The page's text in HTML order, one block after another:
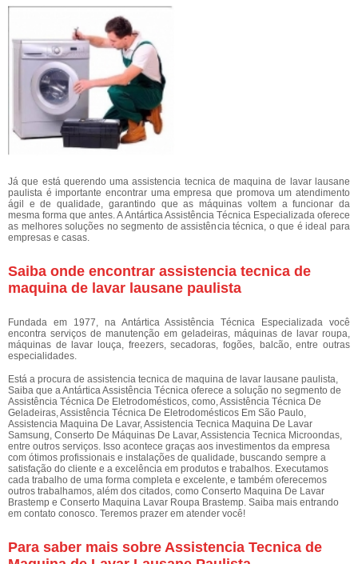
Já que está querendo uma assistencia tecnica de maquina de lavar lausane
paulista é importante encontrar uma empresa que promova um atendimento
ágil e de qualidade, garantindo que as máquinas voltem a funcionar da
mesma forma que antes. A Antártica Assistência Técnica Especializada oferece
as melhores soluções no segmento de assistência técnica, o que é ideal para
empresas e casas.
Saiba onde encontrar assistencia tecnica de
maquina de lavar lausane paulista
Fundada em 1977, na Antártica Assistência Técnica Especializada você
encontra serviços de manutenção em geladeiras, máquinas de lavar roupa,
máquinas de lavar louça, freezers, secadoras, fogões, balcão, entre outras
especialidades.
Está a procura de assistencia tecnica de maquina de lavar lausane paulista,
Saiba que a Antártica Assistência Técnica oferece a solução no segmento de
Assistência Técnica De Eletrodomésticos, como, Assistência Técnica De
Geladeiras, Assistência Técnica De Eletrodomésticos Em São Paulo,
Assistencia Maquina De Lavar, Assistencia Tecnica Maquina De Lavar
Samsung, Conserto De Máquinas De Lavar, Assistencia Tecnica Microondas,
entre outros serviços. Isso acontece graças aos investimentos da empresa
com ótimos profissionais e instalações de qualidade, buscando sempre a
satisfação do cliente e a excelência em produtos e trabalhos. Executamos
cada trabalho de uma forma completa e excelente, e também oferecemos
outros trabalhamos, além dos citados, como Conserto Maquina De Lavar
Brastemp e Conserto Maquina Lavar Roupa Brastemp. Saiba mais entrando
em contato conosco. Teremos prazer em atender você!
Para saber mais sobre Assistencia Tecnica de